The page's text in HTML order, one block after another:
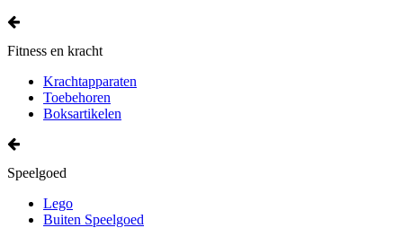
Fitness en kracht
Krachtapparaten
Toebehoren
Boksartikelen
Speelgoed
Lego
Buiten Speelgoed